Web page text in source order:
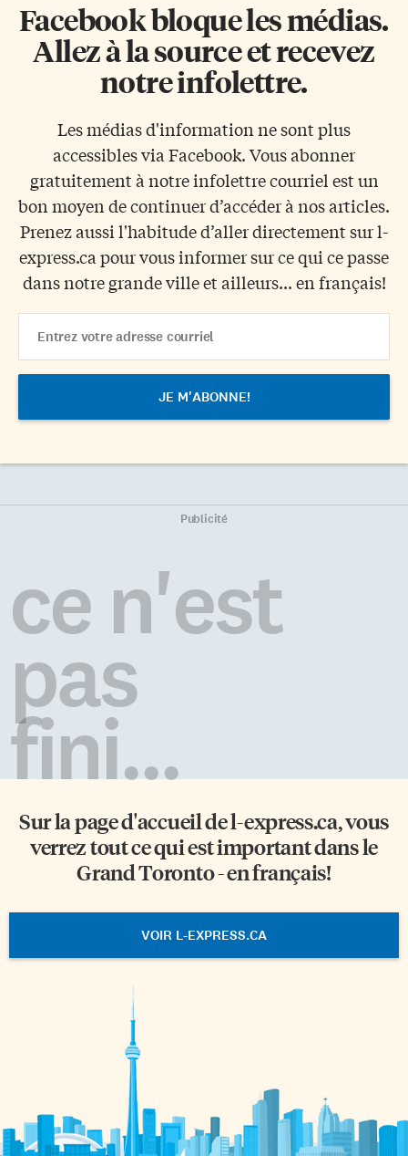
Facebook bloque les médias.
Allez à la source et recevez
notre infolettre.
Les médias d'information ne sont plus
accessibles via Facebook. Vous abonner
gratuitement à notre infolettre courriel est un
bon moyen de continuer d’accéder à nos articles.
Prenez aussi l'habitude d’aller directement sur l-
express.ca pour vous informer sur ce qui ce passe
dans notre grande ville et ailleurs... en français!
Address
Publicité
ce n'est
pas
fini...
Sur la page d'accueil del-express.ca, vous
verrez tout ce qui est important dans le
Grand Toronto - en français!
VOIR L-EXPRESS.CA